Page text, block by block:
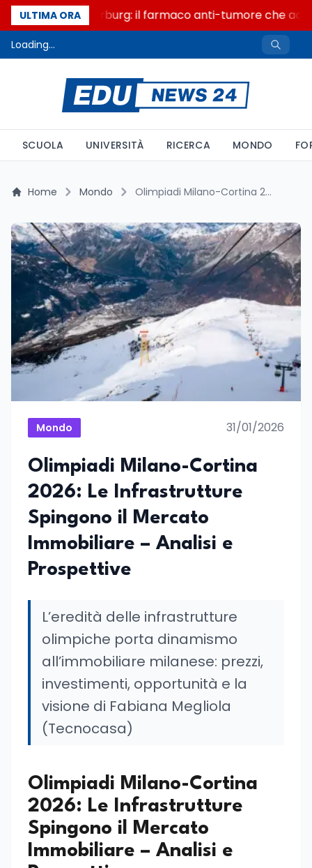
ULTIMA ORA
Un secolo di Warburg: il farmaco anti-tumore che
Loading...
SCUOLA UNIVERSITÀ RICERCA MONDO
Home Mondo Olimpiadi Milano-Cortina 2026: Le Infrastrutture Spingono il Mercato Immobiliare – Analisi e Prospettive
Mondo 31/01/2026
Olimpiadi Milano-Cortina
2026: Le Infrastrutture
Spingono il Mercato
Immobiliare – Analisi e
Prospettive
L’eredità delle infrastrutture
olimpiche porta dinamismo
all’immobiliare milanese: prezzi,
investimenti, opportunità e la
visione di Fabiana Megliola
(Tecnocasa)
Olimpiadi Milano-Cortina
2026: Le Infrastrutture
Spingono il Mercato
Immobiliare – Analisi e